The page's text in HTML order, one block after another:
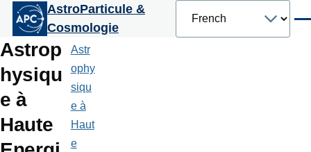
Aller au contenu principal
AstroParticule &
Cosmologie
your
Astrop
hysiqu
e à
Haute
Astrophysique
Haute
Energie
Astr
ophy
siqu
e à
Haut
e